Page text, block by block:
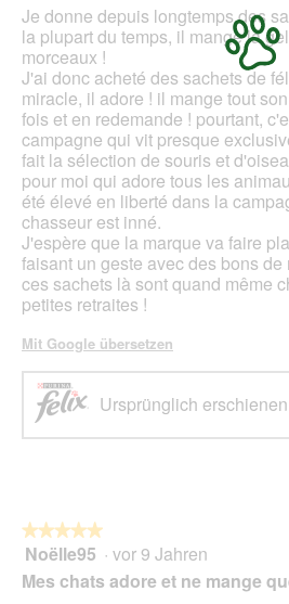
Sternen.
Je donne depuis longtemps des
la plupart du temps, il mange la
morceaux !
J'ai donc acheté des sachets de
miracle, il adore ! il mange tout
fois et en redemande ! pourtant,
campagne qui vit presque
fait la sélection de souris et
pour moi qui adore tous les
été élevé en liberté dans la
chasseur est inné.
J'espère que la marque va faire
faisant un geste avec des bons
ces sachets là sont quand même
petites retraites !
Mit Google übersetzen
Ursprünglich
★★★★★
★★★★★
5
5
Noëlle95 · vor 9 Jahren
Mes chats adore et ne mange